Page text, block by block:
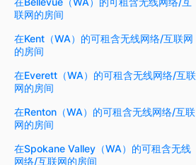
联网的房间
在Kent（WA）的可租含无线网络/互联网
的房间
在Everett（WA）的可租含无线网络/互联
网的房间
在Renton（WA）的可租含无线网络/互联
网的房间
在Spokane Valley（WA）的可租含无线
网络/互联网的房间